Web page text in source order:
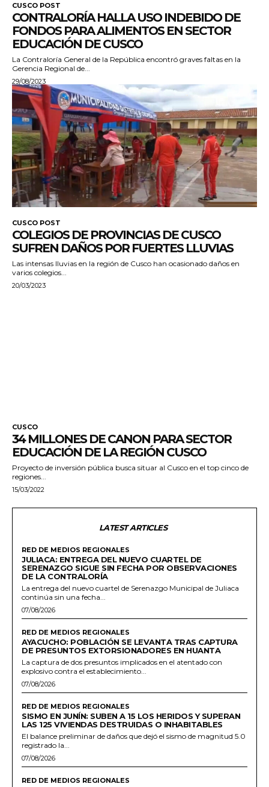
CUSCO POST
CONTRALORÍA HALLA USO INDEBIDO DE
FONDOS PARA ALIMENTOS EN SECTOR
EDUCACIÓN DE CUSCO
La Contraloría General de la República encontró graves faltas en la
Gerencia Regional de...
29/08/2023
CUSCO POST
COLEGIOS DE PROVINCIAS DE CUSCO
SUFREN DAÑOS POR FUERTES LLUVIAS
Las intensas lluvias en la región de Cusco han ocasionado daños en
varios colegios...
20/03/2023
CUSCO
34 MILLONES DE CANON PARA SECTOR
EDUCACIÓN DE LA REGIÓN CUSCO
Proyecto de inversión pública busca situar al Cusco en el top cinco de
regiones...
15/03/2022
LATEST ARTICLES
RED DE MEDIOS REGIONALES
JULIACA: ENTREGA DEL NUEVO CUARTEL DE
SERENAZGO SIGUE SIN FECHA POR OBSERVACIONES
DE LA CONTRALORÍA
La entrega del nuevo cuartel de Serenazgo Municipal de Juliaca
continúa sin una fecha...
07/08/2026
RED DE MEDIOS REGIONALES
AYACUCHO: POBLACIÓN SE LEVANTA TRAS CAPTURA
DE PRESUNTOS EXTORSIONADORES EN HUANTA
La captura de dos presuntos implicados en el atentado con
explosivo contra el establecimiento...
07/08/2026
RED DE MEDIOS REGIONALES
SISMO EN JUNÍN: SUBEN A 15 LOS HERIDOS Y SUPERAN
LAS 125 VIVIENDAS DESTRUIDAS O INHABITABLES
El balance preliminar de daños que dejó el sismo de magnitud 5.0
registrado la...
07/08/2026
RED DE MEDIOS REGIONALES